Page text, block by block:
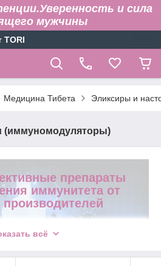
и сила
мужчины
TORI
Медицина Тибета Эликсиры и
(иммуномодуляторы)
препараты
иммунитета от
вы можете выгодно заказать
всё